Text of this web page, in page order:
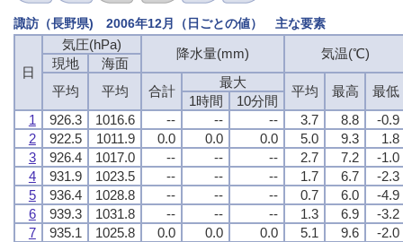
諏訪（長野県) 2006年12月（日ごとの値） 主な要素
日
気圧(hPa)
降水量(mm) 気温(℃)
現地
海面
平均
平均 合計
最大
平均 最高 最低
1時間
10分間
1
926.3 1016.6 -- -- -- 3.7 8.8
-0.9
2
922.5 1011.9 0.0 0.0 0.0 5.0 9.3
1.8
3
926.4 1017.0 -- -- -- 2.7 7.2
-1.0
4
931.9 1023.5 -- -- -- 1.7 6.7
-2.3
5
936.4 1028.8 -- -- -- 0.7 6.0
-4.9
6
939.3 1031.8 -- -- -- 1.3 6.9
-3.2
7
935.1 1025.8 0.0 0.0 0.0 5.1 9.6
-2.0